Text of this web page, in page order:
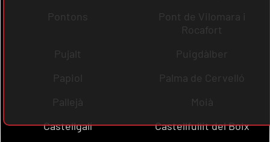
Pontons
Pont de Vilomara i
Rocafort
Pujalt
Puigdàlber
Papiol
Palma de Cervelló
Pallejà
Moià
Castellgalí
Castellfullit del Boix